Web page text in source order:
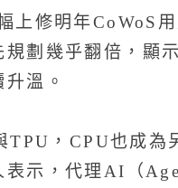
上修明年CoWoS
規劃幾乎翻倍，顯
溫。
TPU，CPU也成為
表示，代理AI（